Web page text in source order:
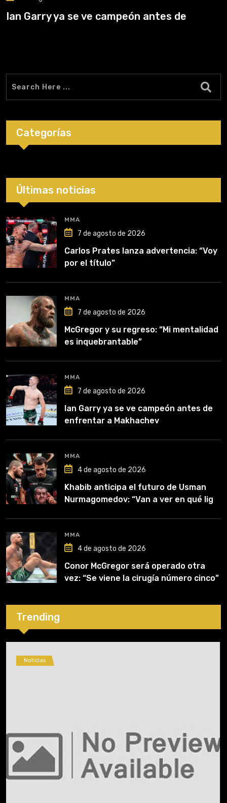
Ian Garry ya se ve campeón antes de
Categorías
Últimas noticias
MMA
7 de agosto de 2026
Carlos Prates lanza advertencia: “Voy
por el título”
MMA
7 de agosto de 2026
McGregor y su regreso: “Mi mentalidad
es inquebrantable”
MMA
7 de agosto de 2026
Ian Garry ya se ve campeón antes de
enfrentar a Makhachev
MMA
4 de agosto de 2026
Khabib anticipa el futuro de Usman
Nurmagomedov: “Van a ver en qué liga
MMA
4 de agosto de 2026
Conor McGregor será operado otra
vez: “Se viene la cirugía número cinco”
Trending
Noticias